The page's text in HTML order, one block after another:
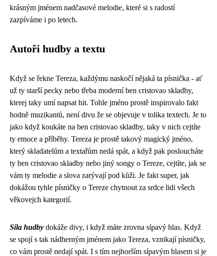
krásným jménem nadčasové melodie, které si s radostí
zazpíváme i po letech.
Autoři hudby a textu
Když se řekne Tereza, každýmu naskočí nějaká ta písnička - ať
už ty starší pecky nebo třeba moderní ben cristovao skladby,
kterej taky umí napsat hit. Tohle jméno prostě inspirovalo fakt
hodně muzikantů, není divu že se objevuje v tolika textech. Je to
jako když koukáte na ben cristovao skladby, taky v nich cejtíte
ty emoce a příběhy. Tereza je prostě takový magický jméno,
který skladatelům a textařům nedá spát, a když pak posloucháte
ty ben cristovao skladby nebo jiný songy o Tereze, cejtíte, jak se
vám ty melodie a slova zarývají pod kůži. Je fakt super, jak
dokážou tyhle písničky o Tereze chytnout za srdce lidi všech
věkovejch kategorií.
Síla hudby dokáže divy, i když máte zrovna sípavý hlas. Když
se spojí s tak nádherným jménem jako Tereza, vznikají písničky,
co vám prostě nedají spát. I s tím nejhorším sípavým hlasem si je